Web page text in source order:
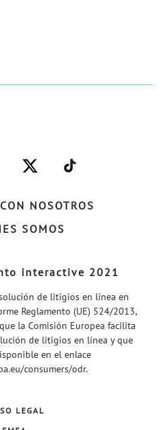
NOSOTROS
SOMOS
–
TWITTER–
–
WELIFE–
interactive 2021
de litigios en línea en
Reglamento (UE) 524/2013,
la Comisión Europea facilita
de litigios en línea y que
en el enlace
consumers/odr.
LEGAL